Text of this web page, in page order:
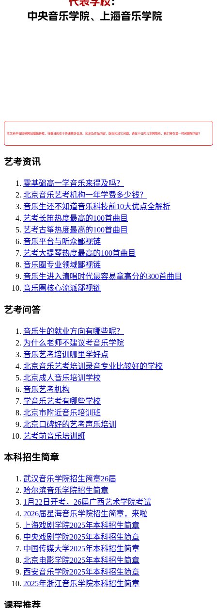
本文系中音阶梯网站编辑转载，转载目的在于传递更多信息。如涉及作品内容、版权和其它问题，请在30日内与本网联系，我们将在第一时间删除内容！
艺考资讯
零基础高一学音乐来得及吗？
北京音乐艺考机构一年学费多少钱？
音乐生还不知道音乐科技前10大优点全解析
艺考长笛热度最高的100首曲目
艺考古筝热度最高的100首曲目
音乐平台与听众鄙视链
艺考大提琴热度最高的100首曲目
音乐圈专业领域鄙视链
音乐生进入清唱时代最容易拿高分的300首曲目
音乐圈核心流派鄙视链
艺考问答
音乐生的就业方向有哪些呢？
为什么老师不建议考音乐学院
音乐艺考培训哪里学好点
北京音乐艺考培训录音专业比较好的学校
北京成人音乐培训学校
音乐艺考机构
学音乐艺考有哪些学校
北京市附近音乐培训班
北京口碑好的艺考声乐培训
艺考前音乐培训班
本科招生简章
武汉音乐学院招生简章26届
哈尔滨音乐学院招生简章
1月22日开考，26届广西艺术学院考试
2026届星海音乐学院招生简章，来啦
上海戏剧学院2025年本科招生简章
中央戏剧学院2025年本科招生简章
中国传媒大学2025年本科招生简章
北京电影学院2025年本科招生简章
西安音乐学院2025年本科招生简章
2025年浙江音乐学院本科招生简章
课程推荐